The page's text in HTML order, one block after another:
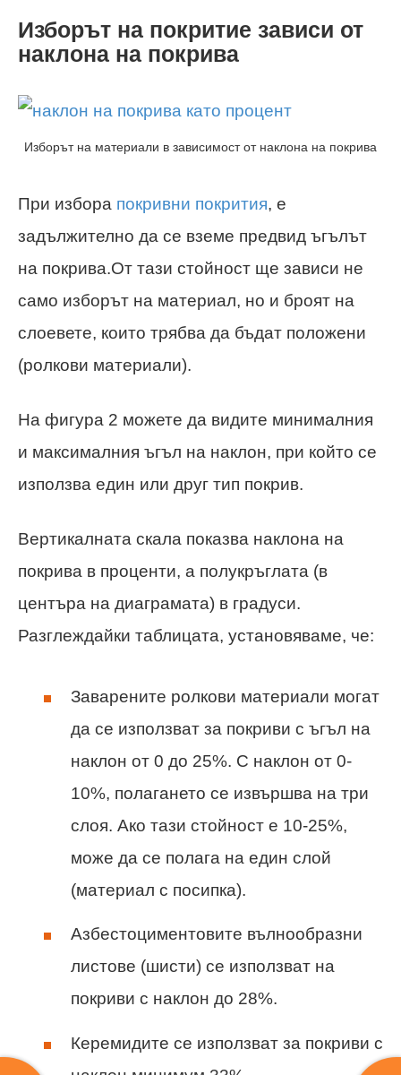
Изборът на покритие зависи от
наклона на покрива
Изборът на материали в зависимост от наклона на покрива
При избора покривни покрития, е
задължително да се вземе предвид ъгълът
на покрива.От тази стойност ще зависи не
само изборът на материал, но и броят на
слоевете, които трябва да бъдат положени
(ролкови материали).
На фигура 2 можете да видите минималния
и максималния ъгъл на наклон, при който се
използва един или друг тип покрив.
Вертикалната скала показва наклона на
покрива в проценти, а полукръглата (в
центъра на диаграмата) в градуси.
Разглеждайки таблицата, установяваме, че:
Заварените ролкови материали могат
да се използват за покриви с ъгъл на
наклон от 0 до 25%. С наклон от 0-
10%, полагането се извършва на три
слоя. Ако тази стойност е 10-25%,
може да се полага на един слой
(материал с посипка).
Азбестоциментовите вълнообразни
листове (шисти) се използват на
покриви с наклон до 28%.
Керемидите се използват за покриви с